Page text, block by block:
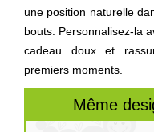
une position naturelle
bouts. Personnalisez-la
cadeau doux et
premiers moments.
Même